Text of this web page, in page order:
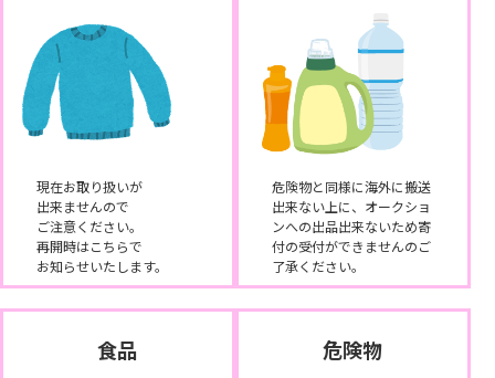
現在お取り扱いが
出来ませんので
ご注意ください。
再開時はこちらで
お知らせいたします。
危険物と同様に海外に搬送
出来ない上に、オークショ
ンへの出品出来ないため寄
付の受付ができませんのご
了承ください。
食品 危険物